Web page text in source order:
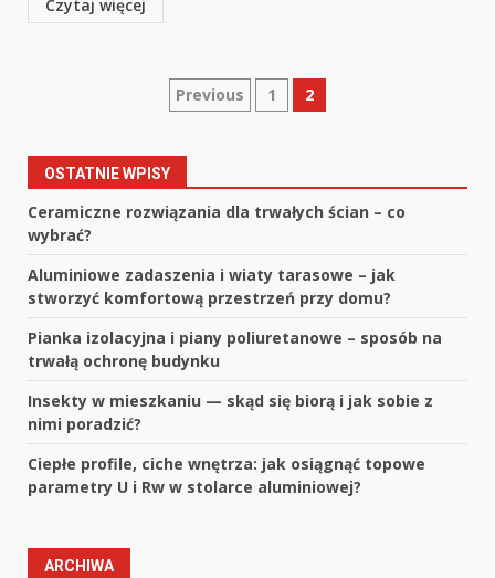
Czytaj więcej
Stronicowanie
Previous 1 2
OSTATNIE WPISY
Ceramiczne rozwiązania dla trwałych ścian – co
wybrać?
Aluminiowe zadaszenia i wiaty tarasowe – jak
stworzyć komfortową przestrzeń przy domu?
Pianka izolacyjna i piany poliuretanowe – sposób na
trwałą ochronę budynku
Insekty w mieszkaniu — skąd się biorą i jak sobie z
nimi poradzić?
Ciepłe profile, ciche wnętrza: jak osiągnąć topowe
parametry U i Rw w stolarce aluminiowej?
ARCHIWA